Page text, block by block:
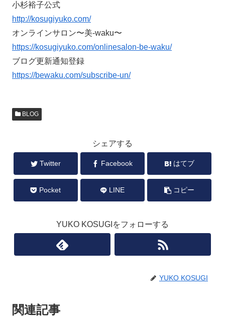
小杉裕子公式
http://kosugiyuko.com/
オンラインサロン〜美-waku〜
https://kosugiyuko.com/onlinesalon-be-waku/
ブログ更新通知登録
https://bewaku.com/subscribe-un/
BLOG
シェアする
Twitter Facebook はてブ
Pocket LINE コピー
YUKO KOSUGIをフォローする
YUKO KOSUGI
関連記事